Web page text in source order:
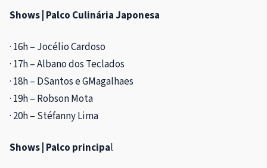
Shows | Palco Culinária Japonesa
· 16h – Jocélio Cardoso
· 17h – Albano dos Teclados
· 18h – DSantos e GMagalhaes
· 19h – Robson Mota
· 20h – Stéfanny Lima
Shows | Palco principal